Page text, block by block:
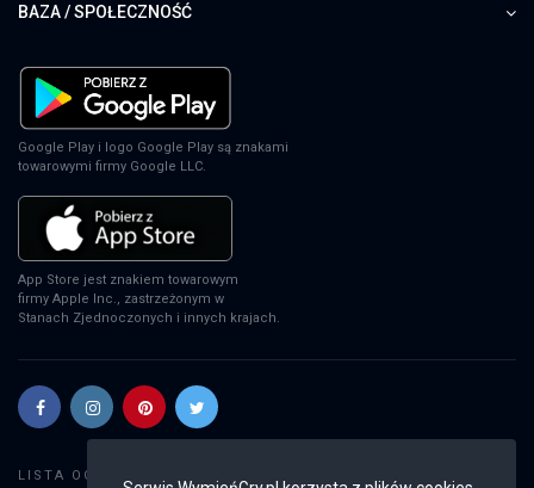
BAZA / SPOŁECZNOŚĆ
Google Play i logo Google Play są znakami
towarowymi firmy Google LLC.
App Store jest znakiem towarowym
firmy Apple Inc., zastrzeżonym w
Stanach Zjednoczonych i innych krajach.
LISTA OGŁOSZEŃ: